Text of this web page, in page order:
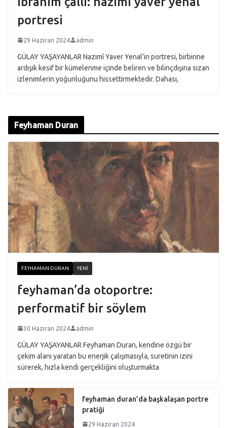
portresi
29 Haziran 2024 admin
GÜLAY YAŞAYANLAR Nazimî Yaver Yenal’in portresi, birbirine
ardışık kesif bir kümelenme içinde beliren ve bilinçdışına sızan
izlenimlerin yoğunluğunu hissettirmektedir. Dahası,
Feyhaman Duran
FEYHAMAN DURAN YENI
feyhaman’da otoportre:
performatif bir söylem
30 Haziran 2024 admin
GÜLAY YAŞAYANLAR Feyhaman Duran, kendine özgü bir
çekim alanı yaratan bu enerjik çalışmasıyla, suretinin izini
sürerek, hızla kendi gerçekliğini oluşturmakta
feyhaman duran’da başkalaşan portre
pratiği
29 Haziran 2024